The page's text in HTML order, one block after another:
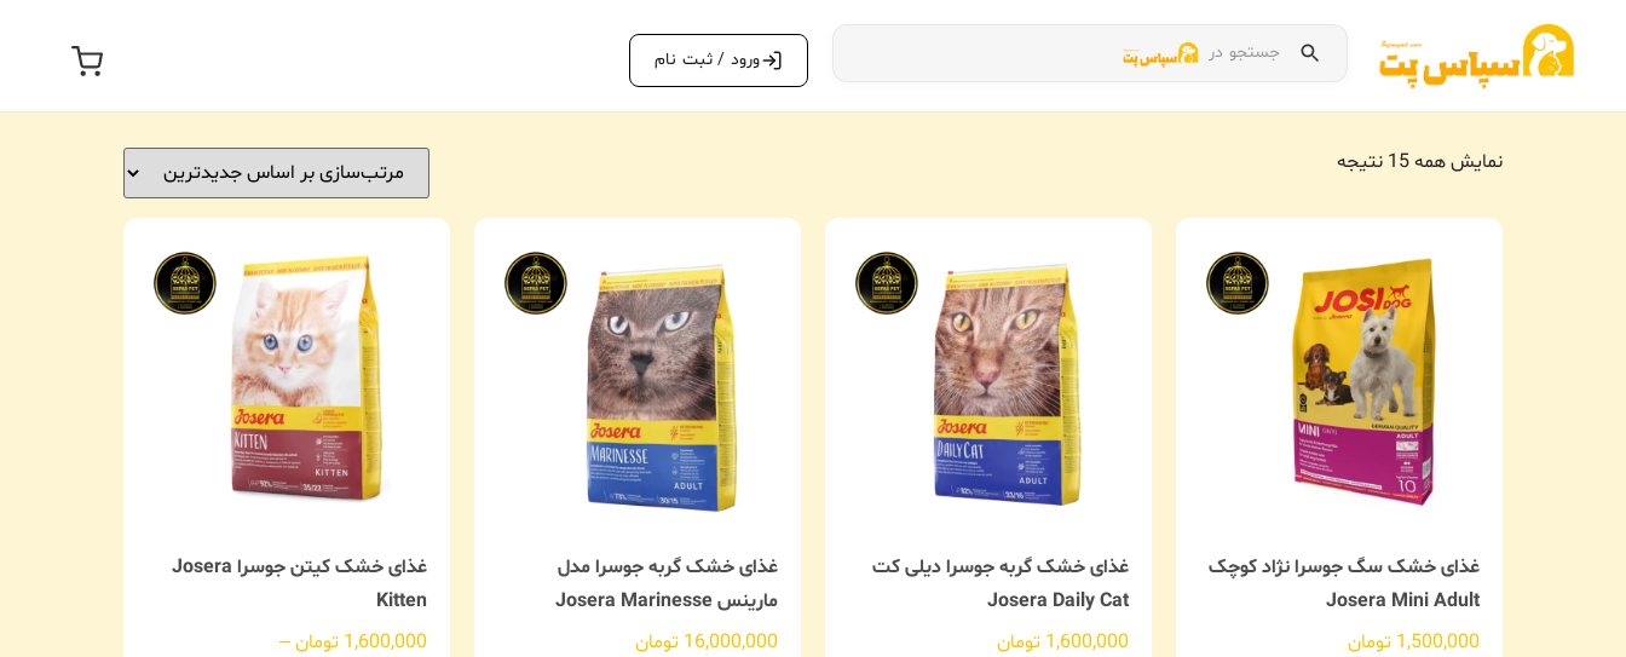
جستجو در ورود / ثبت نام
نمایش همه 15 نتیجه
غذای خشک سگ جوسرا نژاد کوچک
Josera Mini Adult
1,500,000 تومان
غذای خشک گربه جوسرا دیلی کت
Josera Daily Cat
1,600,000 تومان
غذای خشک گربه جوسرا مدل
مارینس Josera Marinesse
16,000,000 تومان
غذای خشک کیتن جوسرا Josera
Kitten
1,600,000 تومان–